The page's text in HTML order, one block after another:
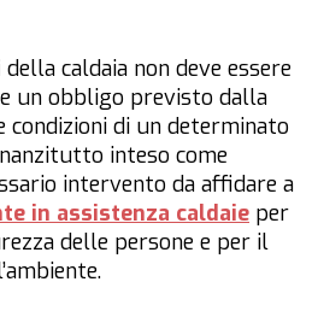
della caldaia non deve essere
un obbligo previsto dalla
condizioni di un determinato
inteso come
intervento da affidare a
in assistenza caldaie per
delle persone e per il